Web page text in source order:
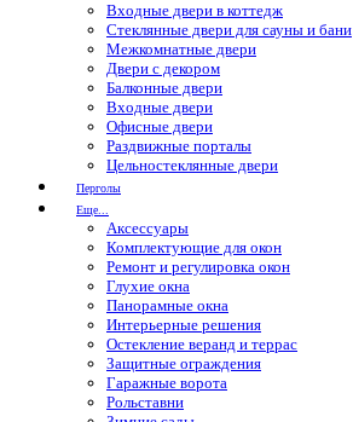
Входные двери в коттедж
Стеклянные двери для сауны и бани
Межкомнатные двери
Двери с декором
Балконные двери
Входные двери
Офисные двери
Раздвижные порталы
Цельностеклянные двери
Перголы
Еще...
Аксессуары
Комплектующие для окон
Ремонт и регулировка окон
Глухие окна
Панорамные окна
Интерьерные решения
Остекление веранд и террас
Защитные ограждения
Гаражные ворота
Рольставни